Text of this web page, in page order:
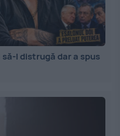
l distrugă dar a spus